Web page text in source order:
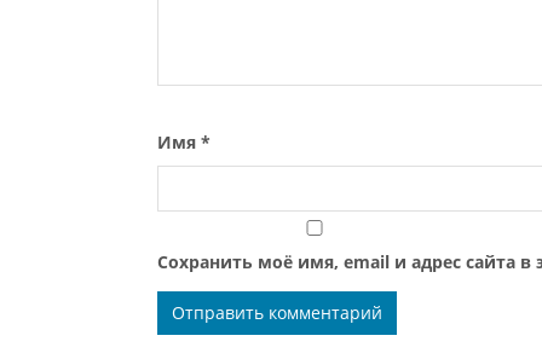
Имя *
Сохранить моё имя, email и адрес сайта